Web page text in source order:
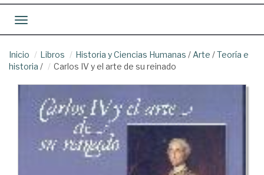
Toggle navigation
Inicio Libros Historia y Ciencias Humanas / Arte /Teoría e
historia / Carlos IV y el arte de su reinado